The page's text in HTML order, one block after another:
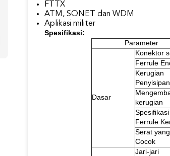
FTTX
ATM, SONET dan WDM
Aplikasi militer
Spesifikasi:
Parameter
Dasar
Konektor
Ferrule
Kerugian
Penyisipan
kerugian
Spesifikasi
Ferrule
Serat yang
Cocok
Jari-jari